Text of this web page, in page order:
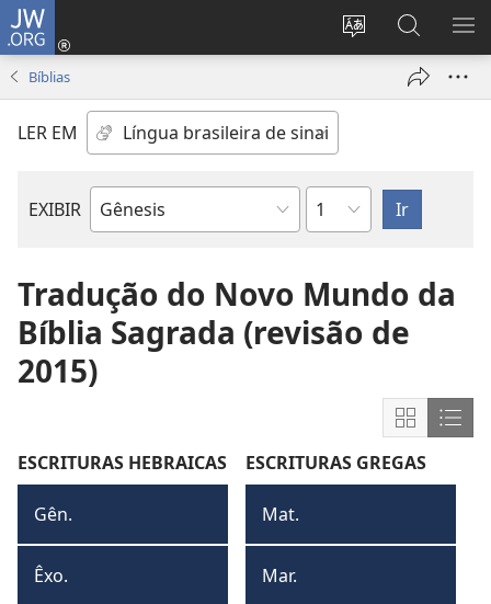
JW.ORG
Mudar
idioma
Log
janela)
Buscar
no
JW.ORG
Bíblias
LER EM
EXIBIR
Livro
Capítulo
Tradução do Novo Mundo da
Bíblia Sagrada (revisão de
2015)
Mostrar
conteúdo
em
em
ESCRITURAS HEBRAICAS
Gênesis
Gên.
Êxodo
Êxo.
ESCRITURAS GREGAS
Mateus
Mat.
Marcos
Mar.